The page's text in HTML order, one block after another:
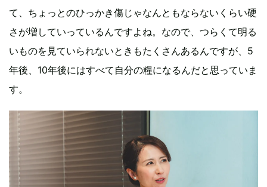
て、ちょっとのひっかき傷じゃなんともならないくらい硬
さが増していっているんですよね。なので、つらくて明る
いものを見ていられないときもたくさんあるんですが、5
年後、10年後にはすべて自分の糧になるんだと思っていま
す。